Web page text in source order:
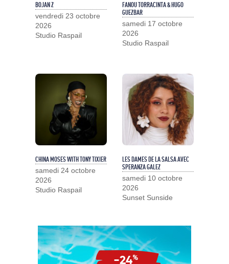
BOJAN Z
vendredi 23 octobre
2026
Studio Raspail
FANOU TORRACINTA & HUGO
GUEZBAR
samedi 17 octobre
2026
Studio Raspail
CHINA MOSES WITH TONY TIXIER
samedi 24 octobre
2026
Studio Raspail
LES DAMES DE LA SALSA AVEC
SPERANZA GALEZ
samedi 10 octobre
2026
Sunset Sunside